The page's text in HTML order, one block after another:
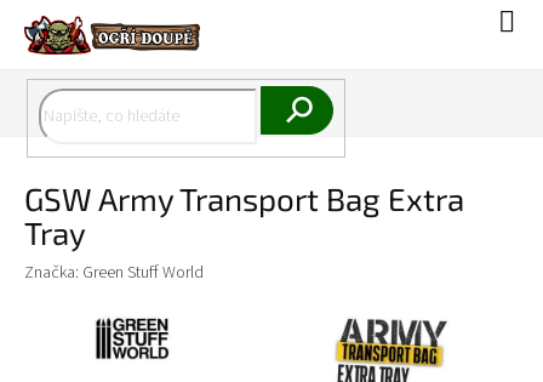
obsah
GSW Army Transport Bag Extra
Tray
Značka: Green Stuff World